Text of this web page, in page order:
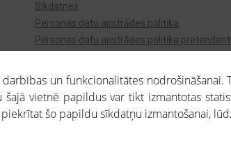
Sīkdatnes
Personas datu apstrādes politika
Personas datu apstrādes politika
ietvaros saņemtajai informācijai ir uzziņas raksturs, un tai
un funkcionalitātes nodrošināšanai.
vietnē papildus var tikt izmantotas
piekrītat šo papildu sīkdatņu izmantošanai,